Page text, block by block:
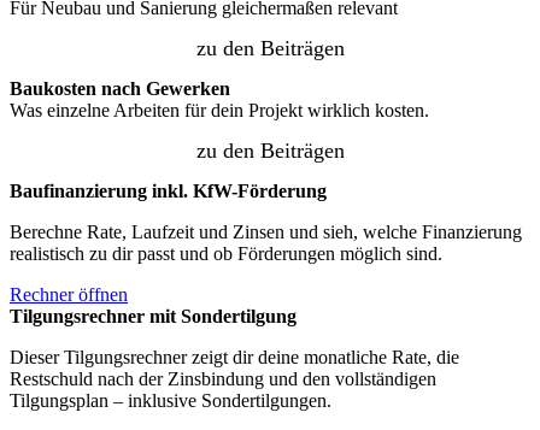
Für Neubau und Sanierung gleichermaßen relevant
zu den Beiträgen
Baukosten nach Gewerken
Was einzelne Arbeiten für dein Projekt wirklich kosten.
zu den Beiträgen
Baufinanzierung inkl. KfW-Förderung
Berechne Rate, Laufzeit und Zinsen und sieh, welche Finanzierung
realistisch zu dir passt und ob Förderungen möglich sind.
Rechner öffnen
Tilgungsrechner mit Sondertilgung
Dieser Tilgungsrechner zeigt dir deine monatliche Rate, die
Restschuld nach der Zinsbindung und den vollständigen
Tilgungsplan – inklusive Sondertilgungen.